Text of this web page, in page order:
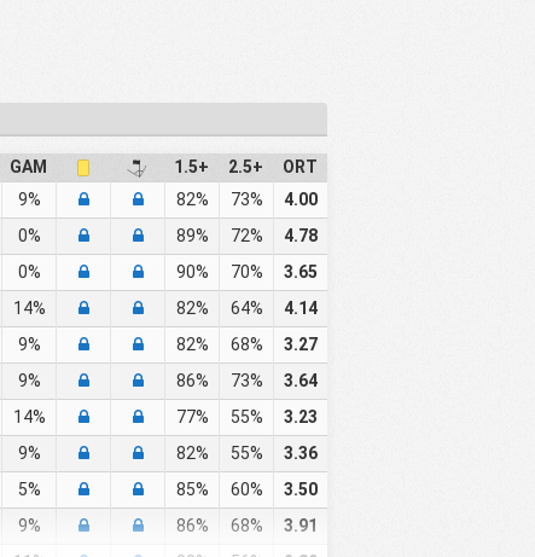
GAM 1.5+ 2.5+
ORT
9% 82% 73%
4.00
0% 89% 72%
4.78
0% 90% 70%
3.65
14% 82% 64%
4.14
9% 82% 68%
3.27
9% 86% 73%
3.64
14% 77% 55%
3.23
9% 82% 55%
3.36
5% 85% 60%
3.50
9% 86% 68%
3.91